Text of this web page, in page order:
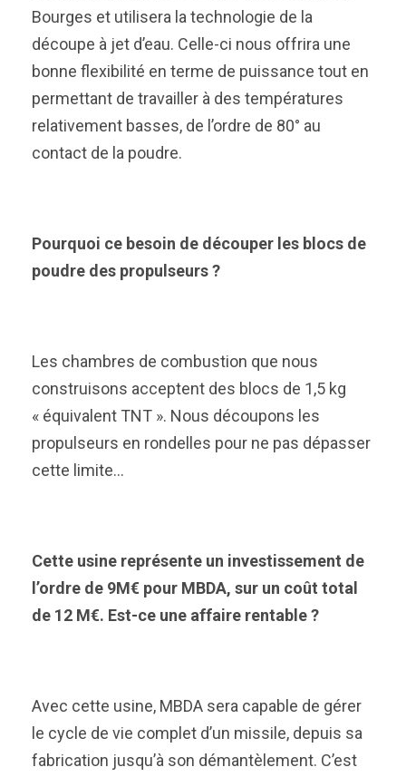
Bourges et utilisera la technologie de la
découpe à jet d’eau. Celle-ci nous offrira une
bonne flexibilité en terme de puissance tout en
permettant de travailler à des températures
relativement basses, de l’ordre de 80° au
contact de la poudre.
Pourquoi ce besoin de découper les blocs de
poudre des propulseurs ?
Les chambres de combustion que nous
construisons acceptent des blocs de 1,5 kg
« équivalent TNT ». Nous découpons les
propulseurs en rondelles pour ne pas dépasser
cette limite…
Cette usine représente un investissement de
l’ordre de 9M€ pour MBDA, sur un coût total
de 12 M€. Est-ce une affaire rentable ?
Avec cette usine, MBDA sera capable de gérer
le cycle de vie complet d’un missile, depuis sa
fabrication jusqu’à son démantèlement. C’est